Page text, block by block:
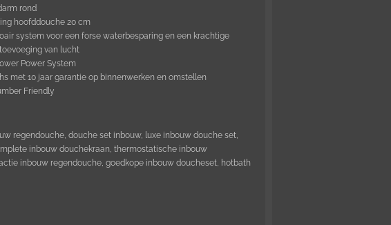
rond
hoofddouche 20 cm
system voor een forse waterbesparing en een krachtige
van lucht
Power System
met 10 jaar garantie op binnenwerken en omstellen
Friendly
regendouche, douche set inbouw, luxe inbouw douche set,
inbouw douchekraan, thermostatische inbouw
inbouw regendouche, goedkope inbouw doucheset, hotbath